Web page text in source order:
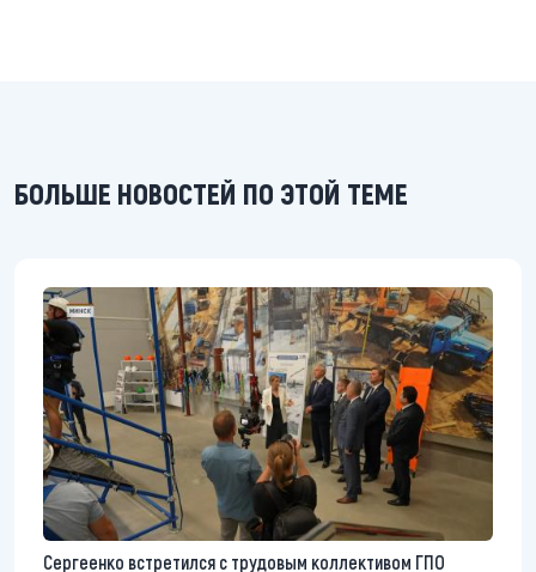
БОЛЬШЕ НОВОСТЕЙ ПО ЭТОЙ ТЕМЕ
Сергеенко встретился с трудовым коллективом ГПО